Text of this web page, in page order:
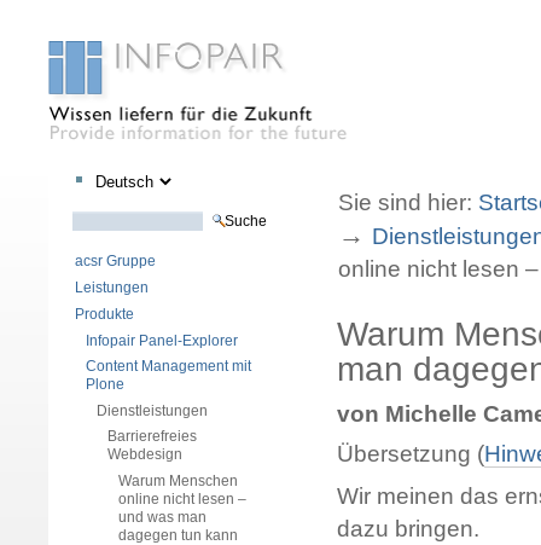
Werkzeuge
acsr Gruppe
Leistungen
Produkte
Infopair Panel-Explorer
Content Management mit
Plone
Dienstleistungen
Barrierefreies
Webdesign
Warum Menschen
online nicht lesen –
und was man
dagegen tun kann
Sie sind hier:
→
online nicht lesen
Warum
man
von Michelle
Übersetzung (
Wir meinen das
dazu bringen.